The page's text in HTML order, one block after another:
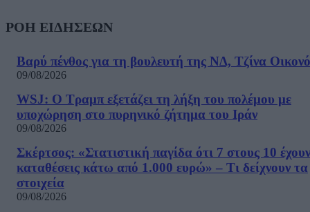
ΡΟΗ ΕΙΔΗΣΕΩΝ
Βαρύ πένθος για τη βουλευτή της ΝΔ, Τζίνα
09/08/2026
WSJ: Ο Τραμπ εξετάζει τη λήξη του πολέμου με
υποχώρηση στο πυρηνικό ζήτημα του Ιράν
09/08/2026
Σκέρτσος: «Στατιστική παγίδα ότι 7 στους 10 έχουν
καταθέσεις κάτω από 1.000 ευρώ» – Τι δείχνουν τα
στοιχεία
09/08/2026